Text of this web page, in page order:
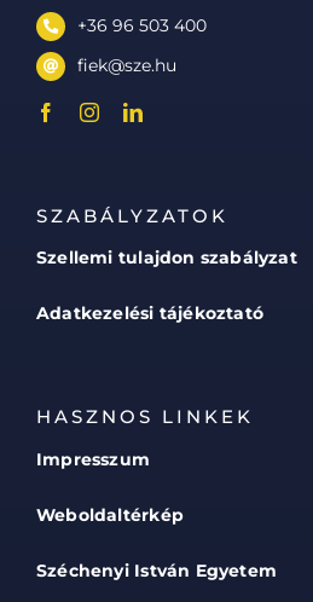
+36 96 503 400
fiek@sze.hu
SZABÁLYZATOK
Szellemi tulajdon szabályzat
Adatkezelési tájékoztató
HASZNOS LINKEK
Impresszum
Weboldaltérkép
Széchenyi István Egyetem